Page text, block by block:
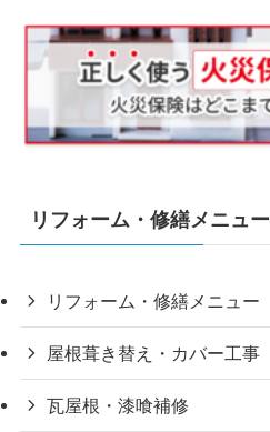
リフォーム・修繕メニュー
リフォーム・修繕メニュー
屋根葺き替え・カバー工事
瓦屋根・漆喰補修